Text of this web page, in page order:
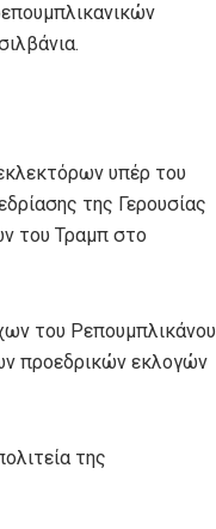
υπέρ του
της Γερουσίας
του Τραμπ στο
του Ρεπουμπλικάνου
προεδρικών εκλογών
της